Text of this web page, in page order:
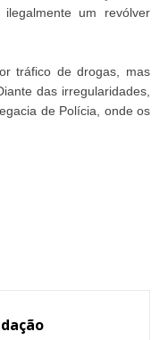
um revólver
tráfico de drogas, mas
das irregularidades,
de Polícia, onde os